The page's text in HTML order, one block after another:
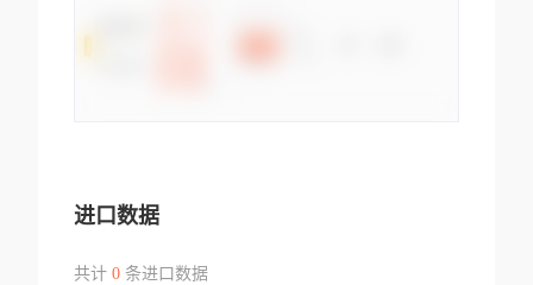
进口数据
共计 0条进口数据